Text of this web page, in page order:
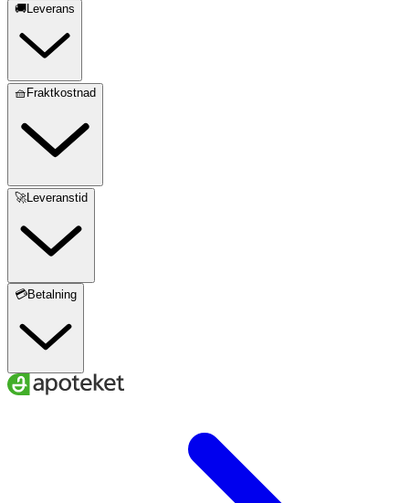
🚚Leverans
🧺Fraktkostnad
🚀Leveranstid
💳Betalning